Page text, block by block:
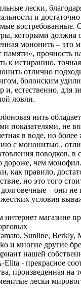
лески,
и
востребованные.
которыми должна
мононить – это
памяти», прочность
к истиранию,
отлично
болонским
и, естественно, для
ловли.
нить
показателями, не
в воде, но более
с мононитью ,
поводков, в
дороже, чем монофил.
как правило,
но это того
– они не
условия
магазине
Sunline, Berkly,
и многие другие
нашей
Elita - прекрасное
произведенная на
лески